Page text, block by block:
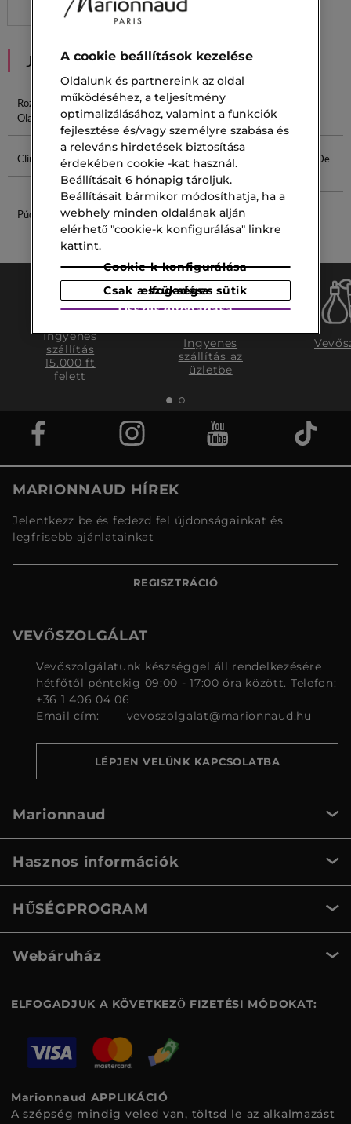
JAVASOLT NEKED
Rozmaring
Olaj
BB Krémek
Rozmaring
Kivonat
Hegekre
Clinique Krém
Testápoló
Krém
Maszk 15 Ml
Chloé Eau De
Púder Ecset
Gucci Guilty
Eau
Ingyenes
szállítás
15.000 ft
felett
Ingyenes
szállítás az
üzletbe
MARIONNAUD HÍREK
Jelentkezz be és fedezd fel újdonságainkat és
legfrisebb ajánlatainkat
REGISZTRÁCIÓ
VEVŐSZOLGÁLAT
Vevőszolgálatunk készséggel áll rendelkezésére
hétfőtől péntekig 09:00 - 17:00 óra között. Telefon:
+36 1 406 04 06
Email cím:
vevoszolgalat@marionnaud.hu
LÉPJEN VELÜNK KAPCSOLATBA
Marionnaud
Hasznos információk
HŰSÉGPROGRAM
Webáruház
ELFOGADJUK A KÖVETKEZŐ FIZETÉSI MÓDOKAT:
Marionnaud APPLIKÁCIÓ
A szépség mindig veled van, töltsd le az alkalmazást
A cookie beállítások kezelése
Oldalunk és partnereink az oldal
működéséhez, a teljesítmény
optimalizálásához, valamint a funkciók
fejlesztése és/vagy személyre szabása és
a releváns hirdetések biztosítása
érdekében cookie -kat használ.
Beállításait 6 hónapig tároljuk.
Beállításait bármikor módosíthatja, ha a
webhely minden oldalának alján
elérhető "cookie-k konfigurálása" linkre
kattint.
Cookie-k konfigurálása
Csak a szükséges sütik elfogadása
Összes elfogadása